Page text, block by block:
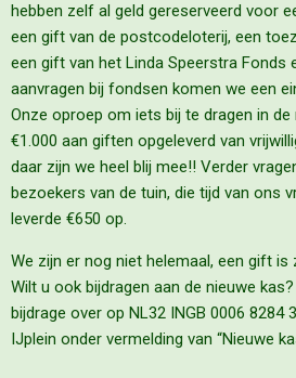
hebben zelf al geld gereserveerd voor
een gift van de postcodeloterij, een
een gift van het Linda Speerstra Fonds
aanvragen bij fondsen komen we een
Onze oproep om iets bij te dragen in
€1.000 aan giften opgeleverd van
daar zijn we heel blij mee!! Verder
bezoekers van de tuin, die tijd van ons
leverde €650 op.
We zijn er nog niet helemaal, een gift is
Wilt u ook bijdragen aan de nieuwe
bijdrage over op NL32 INGB 0006 8284
IJplein onder vermelding van “Nieuwe